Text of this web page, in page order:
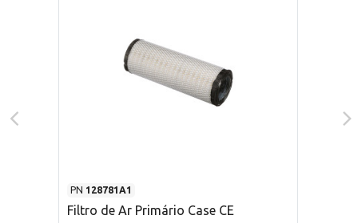
PN 128781A1
Filtro de Ar Primário Case CE